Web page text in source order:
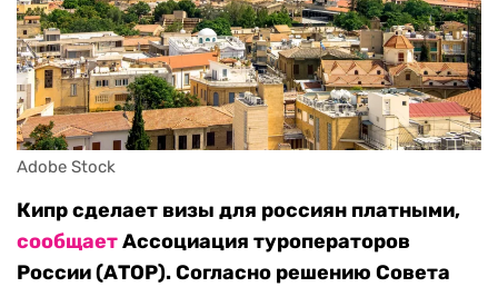
Adobe Stock
Кипр сделает визы для россиян платными,
сообщаетАссоциация туроператоров
России (АТОР). Согласно решению Совета